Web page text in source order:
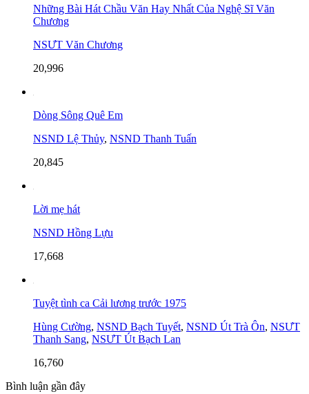
Những Bài Hát Chầu Văn Hay Nhất Của Nghệ Sĩ Văn
Chương
NSƯT Văn Chương
20,996
Dòng Sông Quê Em
NSND Lệ Thủy, NSND Thanh Tuấn
20,845
Lời mẹ hát
NSND Hồng Lựu
17,668
Tuyệt tình ca Cải lương trước 1975
Hùng Cường, NSND Bạch Tuyết, NSND Út Trà Ôn, NSƯT
Thanh Sang, NSƯT Út Bạch Lan
16,760
Bình luận gần đây